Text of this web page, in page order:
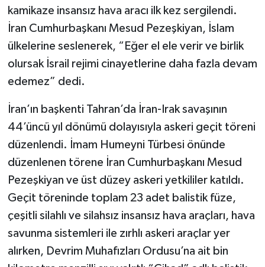
kamikaze insansız hava aracı ilk kez sergilendi.
İran Cumhurbaşkanı Mesud Pezeşkiyan, İslam
ülkelerine seslenerek, “Eğer el ele verir ve birlik
olursak İsrail rejimi cinayetlerine daha fazla devam
edemez” dedi.
İran’ın başkenti Tahran’da İran-Irak savaşının
44’üncü yıl dönümü dolayısıyla askeri geçit töreni
düzenlendi. İmam Humeyni Türbesi önünde
düzenlenen törene İran Cumhurbaşkanı Mesud
Pezeşkiyan ve üst düzey askeri yetkililer katıldı.
Geçit töreninde toplam 23 adet balistik füze,
çeşitli silahlı ve silahsız insansız hava araçları, hava
savunma sistemleri ile zırhlı askeri araçlar yer
alırken, Devrim Muhafızları Ordusu’na ait bin